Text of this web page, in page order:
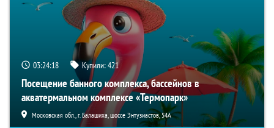
03:24:16 Купили:421
Посещение банного комплекса, бассейнов в
акватермальном комплексе «Термопарк»
Московская обл., г. Балашиха, шоссе Энтузиастов, 54А